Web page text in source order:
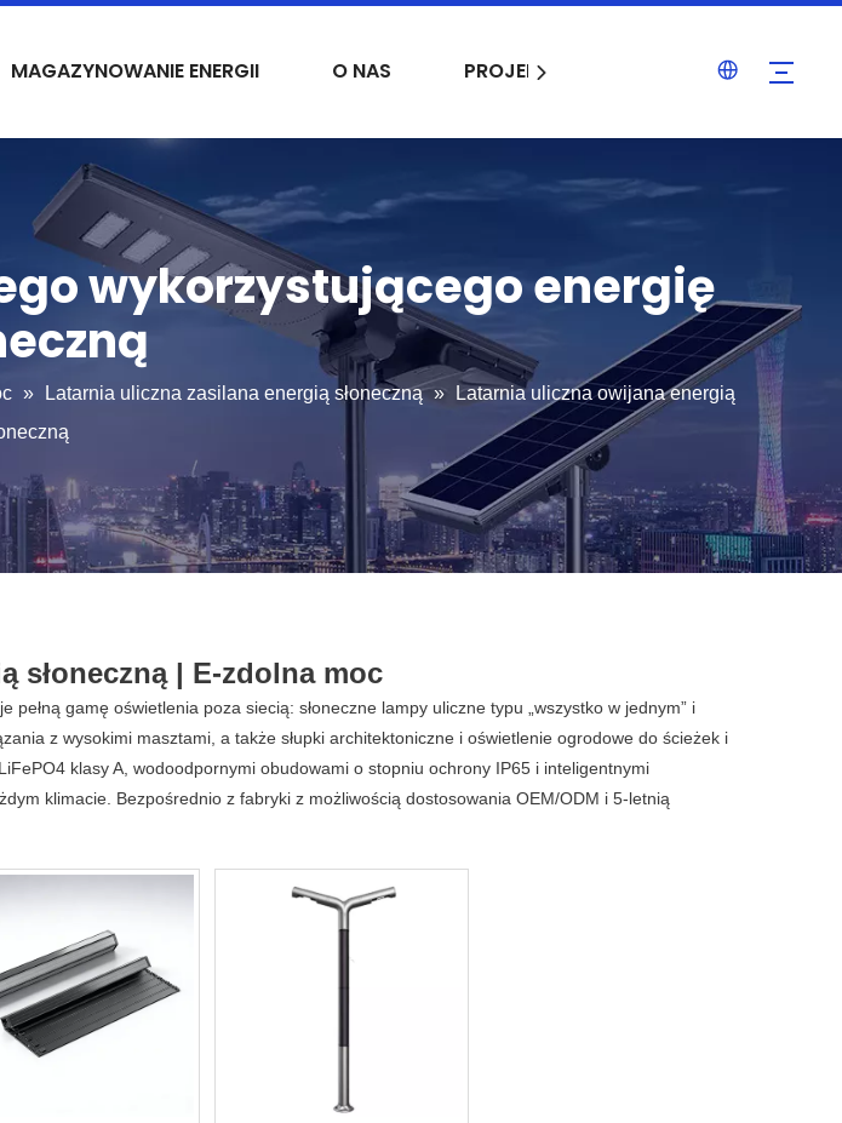
MAGAZYNOWANIE ENERGII O NAS PROJEKTOWANIE PRACA
wykorzystującego energię
» Latarnia uliczna zasilana energią słoneczną »
Latarnia uliczna owijana energią
słoneczną | E-zdolna moc
gamę oświetlenia poza siecią: słoneczne lampy uliczne typu „wszystko w jednym” i
z wysokimi masztami, a także słupki architektoniczne i oświetlenie ogrodowe do ścieżek i
klasy A, wodoodpornymi obudowami o stopniu ochrony IP65 i inteligentnymi
klimacie. Bezpośrednio z fabryki z możliwością dostosowania OEM/ODM i 5-letnią